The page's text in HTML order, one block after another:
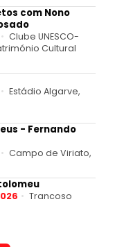
com Nono
Clube UNESCO-
Cultural
Estádio Algarve,
- Fernando
Campo de Viriato,
Trancoso